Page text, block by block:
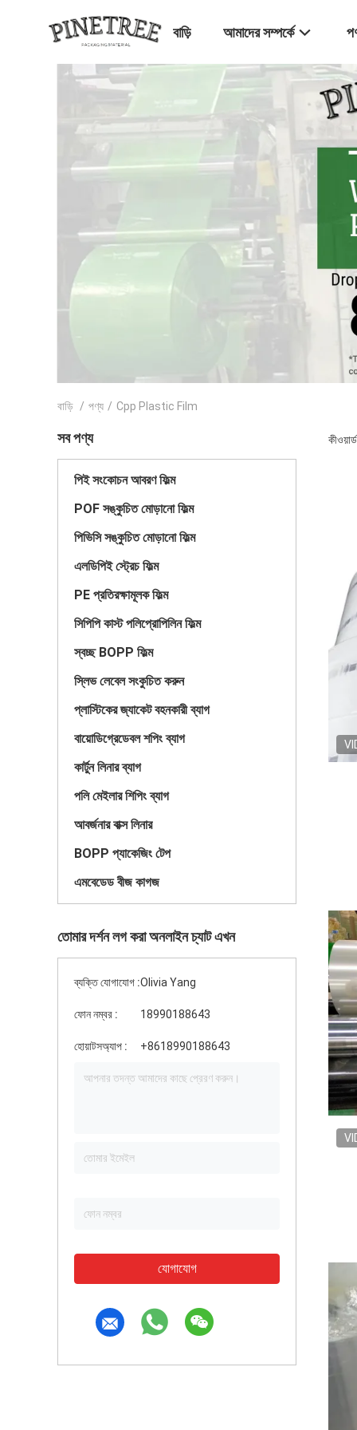
বাড়ি আমাদের সম্পর্কে
বাড়ি / পণ্য / Cpp Plastic Film
সব পণ্য
পিই সংকোচন আবরণ ফিল্ম
POF সঙ্কুচিত মোড়ানো ফিল্ম
পিভিসি সঙ্কুচিত মোড়ানো ফিল্ম
এলডিপিই স্ট্রেচ ফিল্ম
PE প্রতিরক্ষামূলক ফিল্ম
সিপিপি কাস্ট পলিপ্রোপিলিন ফিল্ম
স্বচ্ছ BOPP ফিল্ম
স্লিভ লেবেল সংকুচিত করুন
প্লাস্টিকের জ্যাকেট বহনকারী ব্যাগ
বায়োডিগ্রেডেবল শপিং ব্যাগ
কার্টুন লিনার ব্যাগ
পলি মেইলার শিপিং ব্যাগ
আবর্জনার বাক্স লিনার
BOPP প্যাকেজিং টেপ
এমবেডেড বীজ কাগজ
তোমার দর্শন লগ করা অনলাইন চ্যাট এখন
ব্যক্তি যোগাযোগ :Olivia Yang
ফোন নম্বর : 18990188643
হোয়াটসঅ্যাপ : +8618990188643
যোগাযোগ